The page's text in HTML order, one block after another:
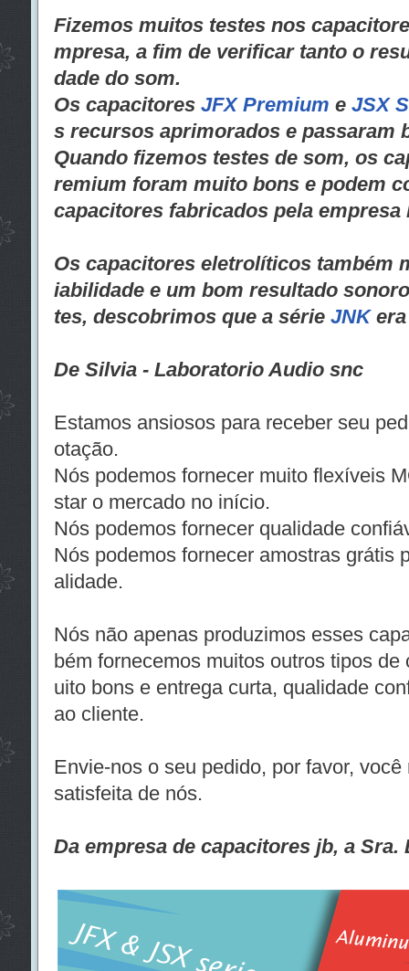
Fizemos muitos testes nos
mpresa, a fim de verificar tanto o
dade do som.
Os capacitores JFX Premium e JSX
s recursos aprimorados e passaram
Quando fizemos testes de som, os
remium foram muito bons e podem
capacitores fabricados pela empresa
Os capacitores eletrolíticos também
iabilidade e um bom resultado
tes, descobrimos que a série JNKera
De Silvia - Laboratorio Audio snc
Estamos ansiosos para receber seu
otação.
Nós podemos fornecer muito flexíveis
star o mercado no início.
Nós podemos fornecer qualidade
Nós podemos fornecer amostras grátis
alidade.
Nós não apenas produzimos esses
bém fornecemos muitos outros tipos
uito bons e entrega curta, qualidade
ao cliente.
Envie-nos o seu pedido, por favor,
satisfeita de nós.
Da empresa de capacitores jb, a Sra.